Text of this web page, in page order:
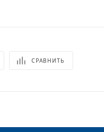
СРАВНИТЬ